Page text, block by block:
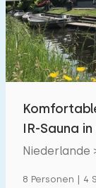
IR-Sauna
Niederlande
8 Personen | 4